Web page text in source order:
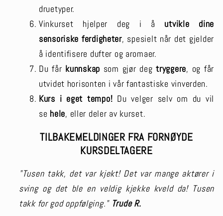
druetyper.
Vinkurset hjelper deg i å utvikle dine
sensoriske ferdigheter, spesielt når det gjelder
å identifisere dufter og aromaer.
Du får kunnskap som gjør degtryggere, og får
utvidet horisonten i vår fantastiske vinverden.
Kurs i eget tempo! Du velger selv om du vil
se hele, eller deler av kurset.
TILBAKEMELDINGER FRA FORNØYDE
KURSDELTAGERE
"Tusen takk, det var kjekt! Det var mange aktører i
sving og det ble en veldig kjekke kveld da! Tusen
takk for god oppfølging." Trude R.